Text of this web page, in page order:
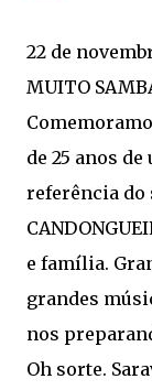
22 de
MUITO
de 25 anos
referência do
e família.
grandes
nos
Oh sorte.